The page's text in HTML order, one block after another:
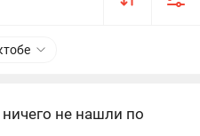
не нашли по